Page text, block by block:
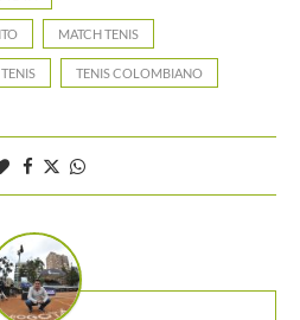
MATCH TENIS
TENIS TENIS COLOMBIANO